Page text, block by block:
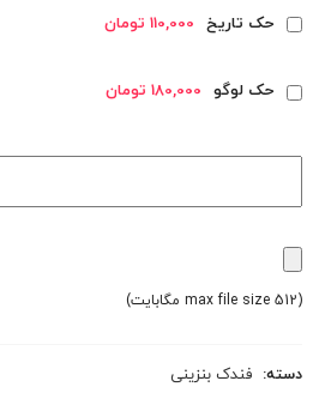
حک تاریخ 110,000 تومان
حک لوگو 180,000 تومان
(max file size 512 مگابایت)
دسته: فندک بنزینی